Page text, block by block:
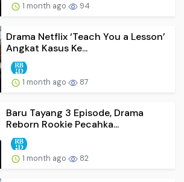
1 month ago 94
Drama Netflix ‘Teach You a Lesson’
Angkat Kasus Ke...
1 month ago 87
Baru Tayang 3 Episode, Drama
Reborn Rookie Pecahka...
1 month ago 82